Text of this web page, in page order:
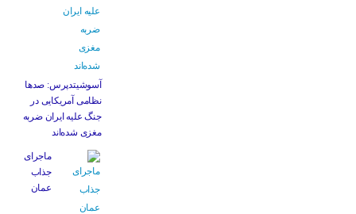
آسوشیتدپرس: صدها
نظامی آمریکایی در
جنگ علیه ایران ضربه
مغزی شده‌اند
ماجرای
جذاب
عمان